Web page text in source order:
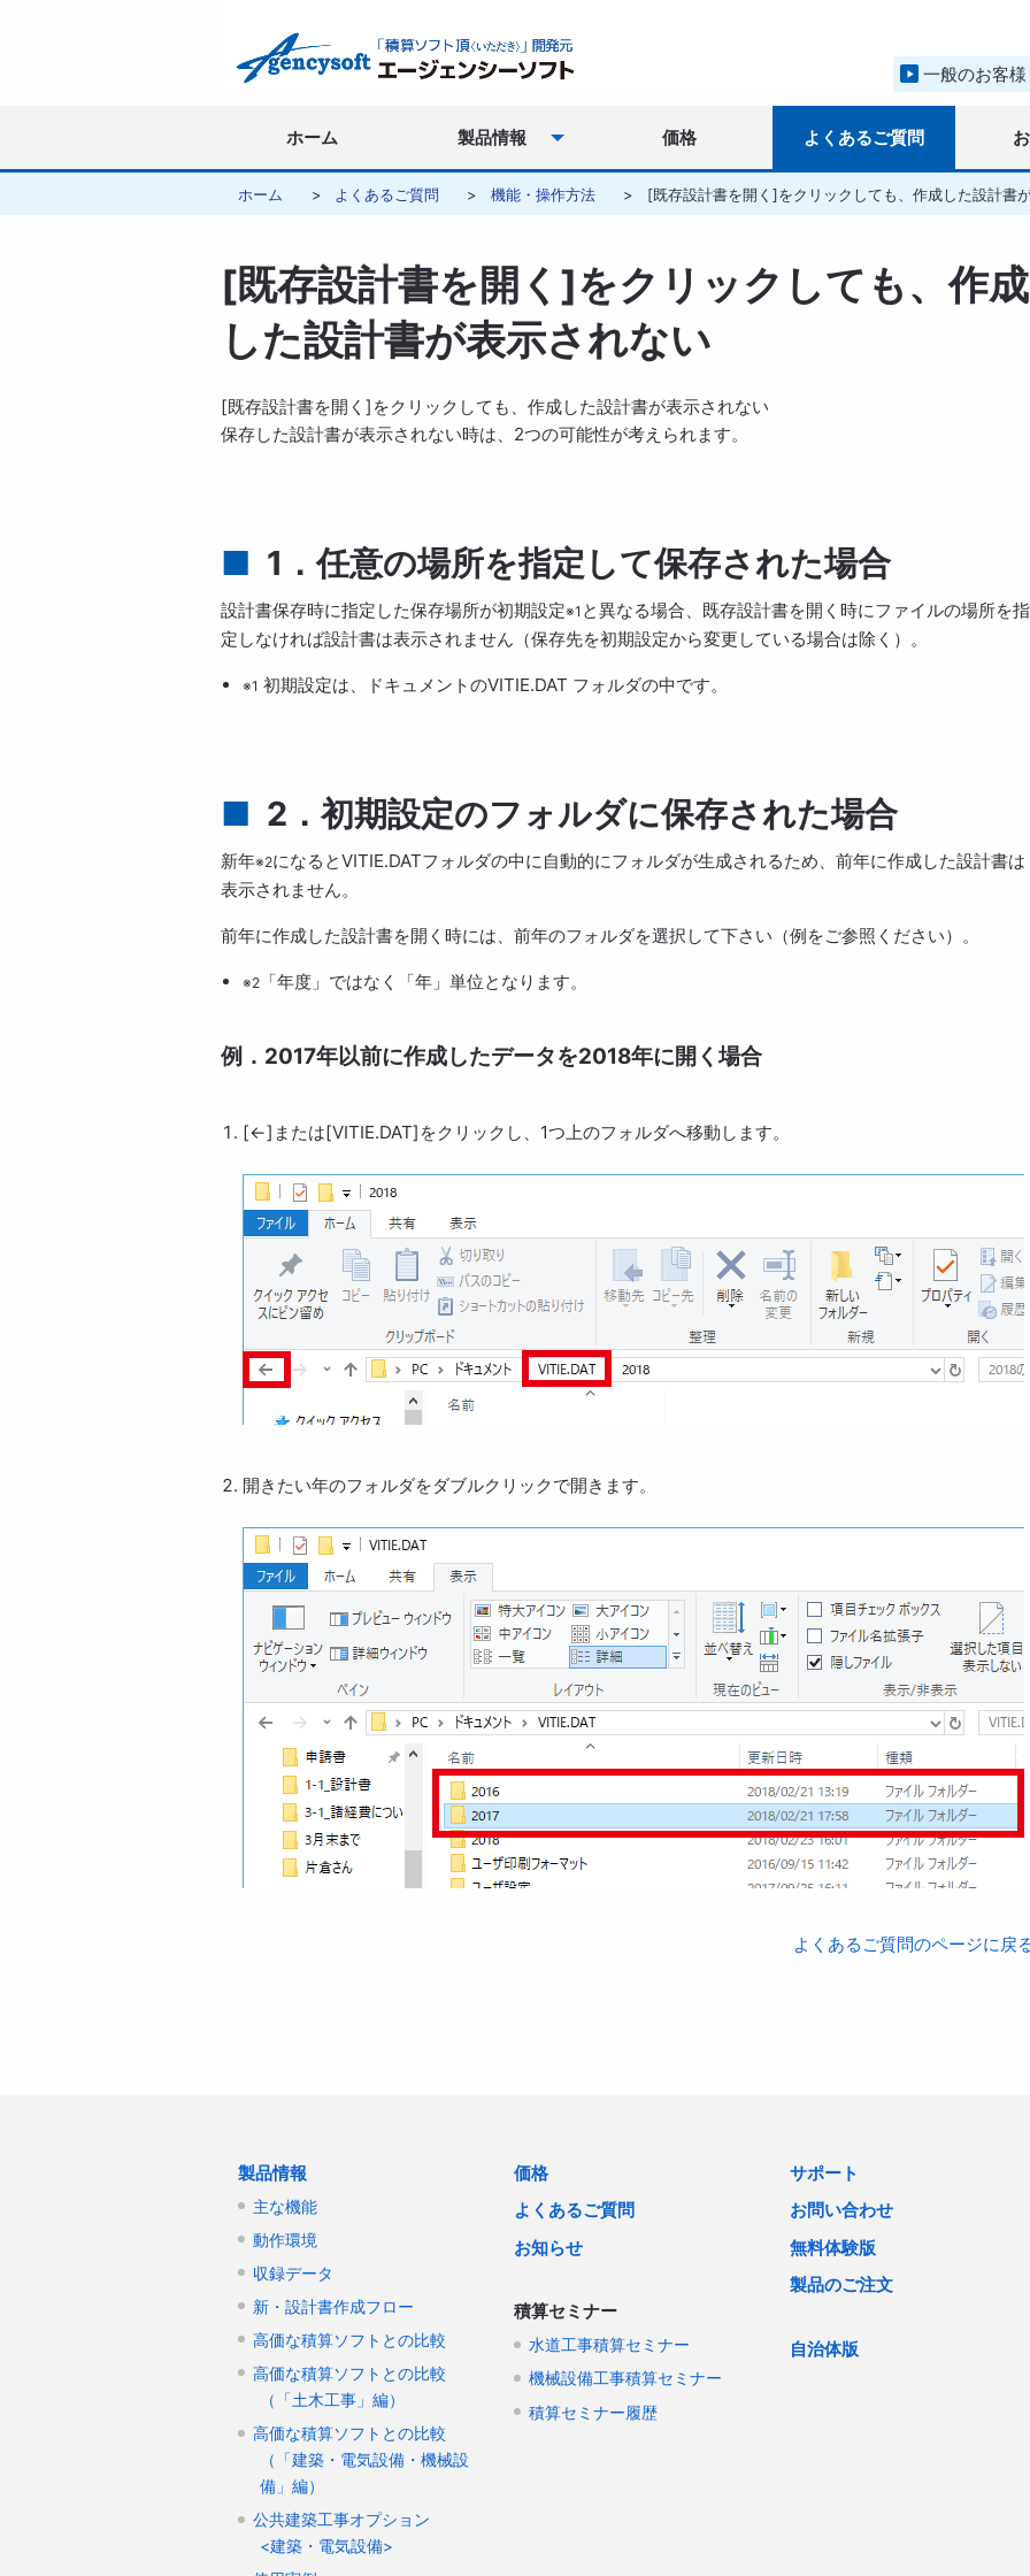
一般のお客様
ホーム 製品情報 価格 よくあるご質問
ホーム よくあるご質問 機能・操作方法 [既存設計書を開く]をクリックしても、作成した設計書
[既存設計書を開く]をクリックしても、作成
した設計書が表示されない
[既存設計書を開く]をクリックしても、作成した設計書が表示されない
保存した設計書が表示されない時は、2つの可能性が考えられます。
1．任意の場所を指定して保存された場合
設計書保存時に指定した保存場所が初期設定※1 と異なる場合、既存設計書を開く時にファイルの場所を指
定しなければ設計書は表示されません（保存先を初期設定から変更している場合は除く）。
※1 初期設定は、ドキュメントのVITIE.DAT フォルダの中です。
2．初期設定のフォルダに保存された場合
新年※2になるとVITIE.DATフォルダの中に自動的にフォルダが生成されるため、前年に作成した設計書は
表示されません。
前年に作成した設計書を開く時には、前年のフォルダを選択して下さい（例をご参照ください）。
※2 「年度」ではなく「年」単位となります。
例．2017年以前に作成したデータを2018年に開く場合
[←]または[VITIE.DAT]をクリックし、1つ上のフォルダへ移動します。
開きたい年のフォルダをダブルクリックで開きます。
よくあるご質問のページに戻
製品情報
主な機能
動作環境
収録データ
新・設計書作成フロー
高価な積算ソフトとの比較
高価な積算ソフトとの比較
（「土木工事」編）
高価な積算ソフトとの比較
（「建築・電気設備・機械設
備」編）
公共建築工事オプション
<建築・電気設備>
価格
よくあるご質問
お知らせ
積算セミナー
水道工事積算セミナー
機械設備工事積算セミナー
積算セミナー履歴
サポート
お問い合わせ
無料体験版
製品のご注文
自治体版